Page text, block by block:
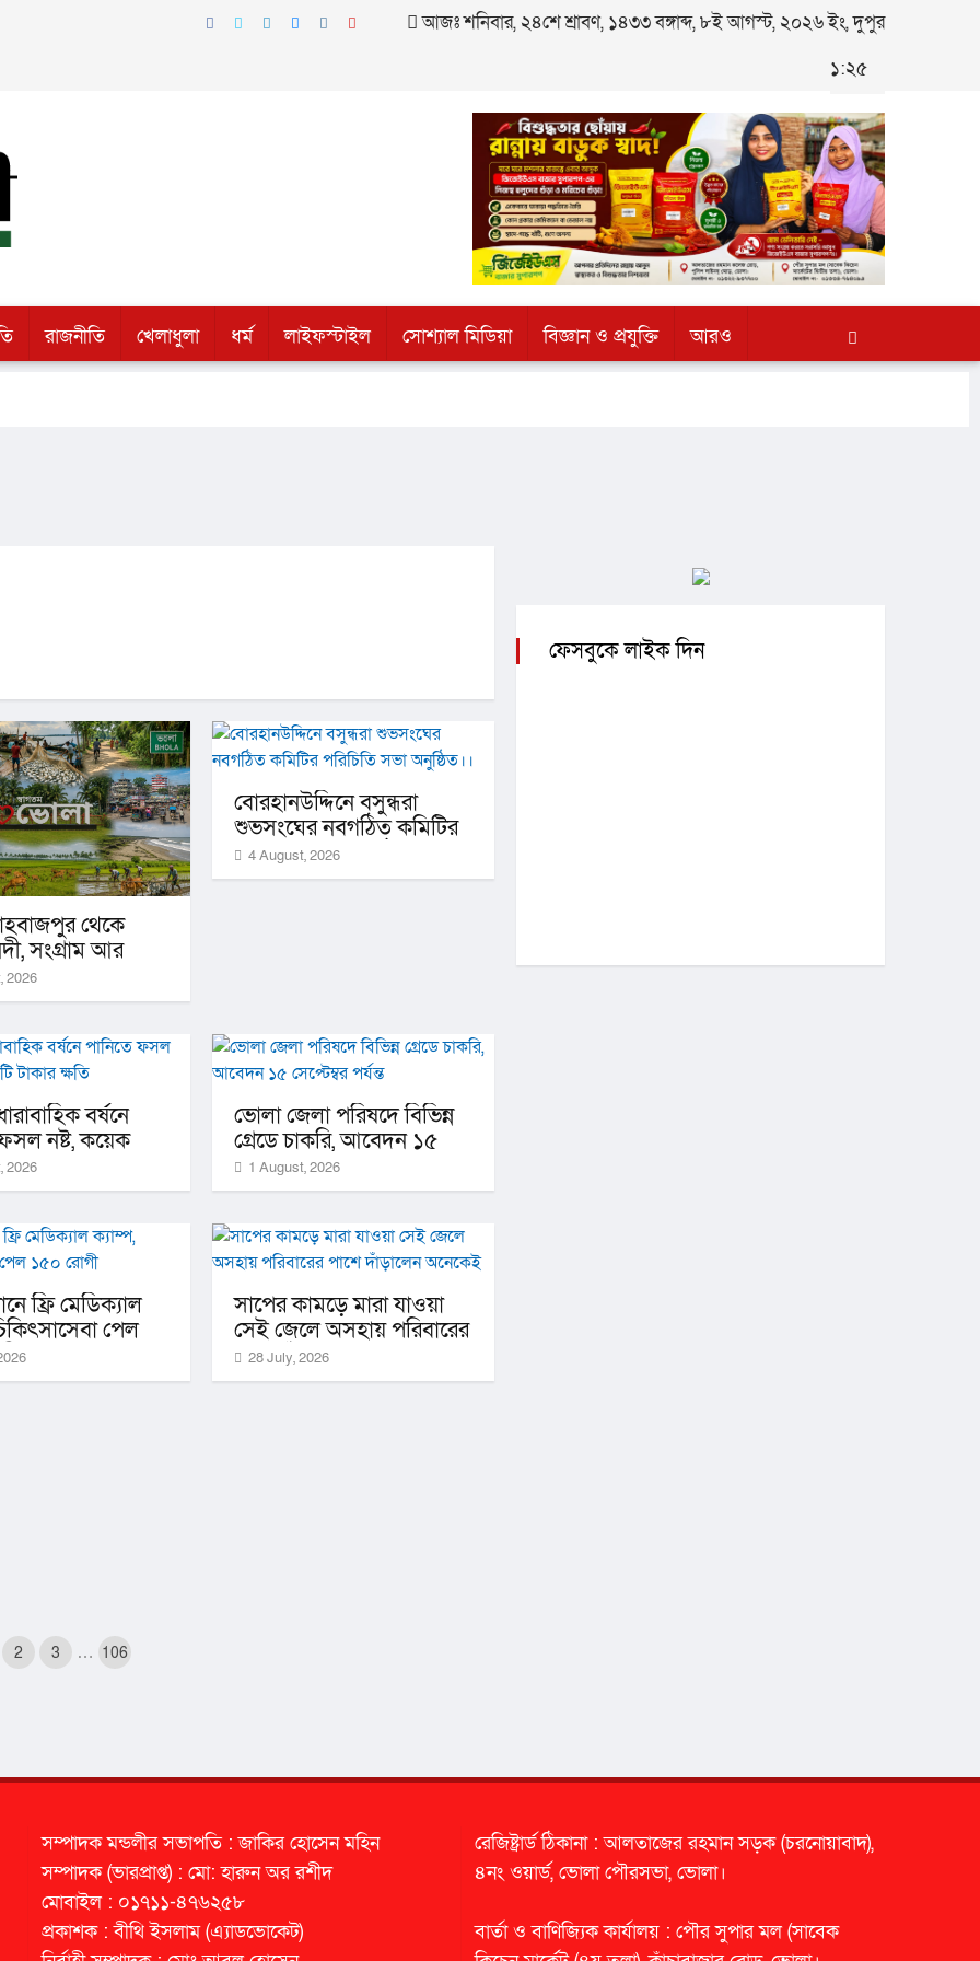
আজঃ শনিবার, ২৪শে শ্রাবণ, ১৪৩৩ বঙ্গাব্দ, ৮ই আগস্ট, ২০২৬ ইং, দুপুর
১:২৫
রাজনীতি খেলাধুলা ধর্ম লাইফস্টাইল সোশ্যাল মিডিয়া বিজ্ঞান ও প্রযুক্তি আরও
থেকে
সংগ্রাম আর
ইতিহাস
2026
বোরহানউদ্দিনে বসুন্ধরা
শুভসংঘের নবগঠিত কমিটির
পরিচিতি সভা অনুষ্ঠিত।।
4 August, 2026
বর্ষনে
নষ্ট, কয়েক
ক্ষতি
2026
ভোলা জেলা পরিষদে বিভিন্ন
গ্রেডে চাকরি, আবেদন ১৫
সেপ্টেম্বর পর্যন্ত
1 August, 2026
ফ্রি মেডিক্যাল
পেল
সাপের কামড়ে মারা যাওয়া
সেই জেলে অসহায় পরিবারের
পাশে দাঁড়ালেন অনেকেই
28 July, 2026
2 3 … 106
ফেসবুকে লাইক দিন
সম্পাদক মন্ডলীর সভাপতি : জাকির হোসেন মহিন
সম্পাদক (ভারপ্রাপ্ত) : মো: হারুন অর রশীদ
মোবাইল : ০১৭১১-৪৭৬২৫৮
প্রকাশক : বীথি ইসলাম (এ্যাডভোকেট)
রেজিষ্ট্রার্ড ঠিকানা : আলতাজের রহমান সড়ক (চরনোয়াবাদ),
৪নং ওয়ার্ড, ভোলা পৌরসভা, ভোলা।
বার্তা ও বাণিজ্যিক কার্যালয় : পৌর সুপার মল (সাবেক